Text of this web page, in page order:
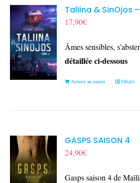
Taliina & SinOjos
17,90€
Âmes sensibles,
détaillée ci-dessous
Ajouter au panier Détails
GASPS SAISON 4
24,90€
Gasps saison 4 de